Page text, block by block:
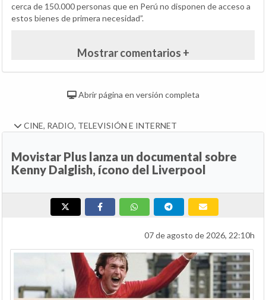
cerca de 150.000 personas que en Perú no disponen de acceso a
estos bienes de primera necesidad”.
Mostrar comentarios +
Abrir página en versión completa
CINE, RADIO, TELEVISIÓN E INTERNET
Movistar Plus lanza un documental sobre
Kenny Dalglish, ícono del Liverpool
07 de agosto de 2026, 22:10h